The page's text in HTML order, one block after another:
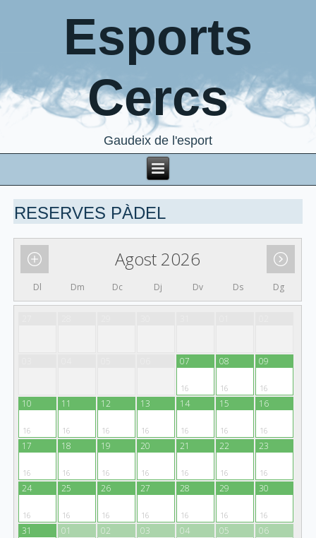
Esports
Cercs
Gaudeix de l'esport
RESERVES PÀDEL
Agost 2026
Dl Dm Dc Dj Dv Ds Dg
07
16
08
16
09
16
10
16
11
16
12
16
13
16
14
16
15
16
16
16
17
16
18
16
19
16
20
16
21
16
22
16
23
16
24
16
25
16
26
16
27
16
28
16
29
16
30
16
31 01 02 03 04 05 06